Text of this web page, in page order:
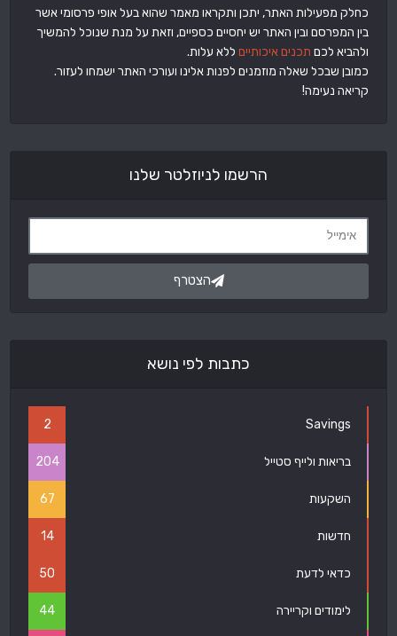
כחלק מפעילות האתר, יתכן ותקראו מאמר שהוא בעל אופי פרסומי אשר
בין המפרסם ובין האתר יש יחסיים כספיים, וזאת על מנת שנוכל להמשיך
ולהביא לכם תכנים איכותיים ללא עלות.
כמובן שבכל שאלה מוזמנים לפנות אלינו ועורכי האתר ישמחו לעזור.
קריאה נעימה!
הרשמו לניוזלטר שלנו
הצטרף
כתבות לפי נושא
Savings
2
בריאות ולייף סטייל 204
השקעות 67
חדשות 14
כדאי לדעת 50
לימודים וקריירה 44